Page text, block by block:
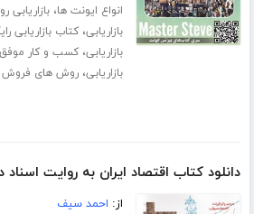
انواع ایونت ها،
بازاریابی،کتاب بازاریابی
بازاریابی،کسب و کار موفق
بازاریابی،روش های فروش
دانلود کتاب اقتصاد ایران به روایت اسناد
از: احمد سیف